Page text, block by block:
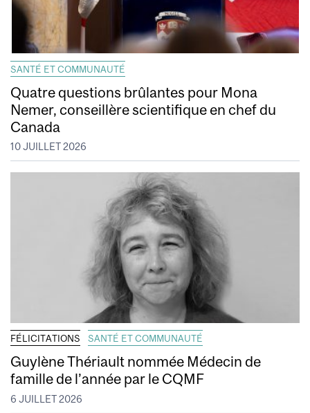
SANTÉ ET COMMUNAUTÉ
Quatre questions brûlantes pour Mona
Nemer, conseillère scientifique en chef du
Canada
10 JUILLET 2026
FÉLICITATIONS SANTÉ ET COMMUNAUTÉ
Guylène Thériault nommée Médecin de
famille de l’année par le CQMF
6 JUILLET 2026